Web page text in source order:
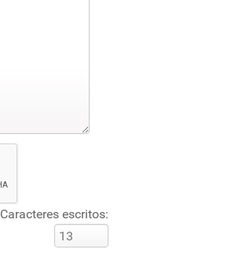
Caracteres escritos: